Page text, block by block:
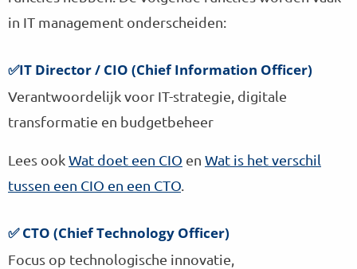
in IT management onderscheiden:
✅IT Director / CIO (Chief Information Officer)
Verantwoordelijk voor IT-strategie, digitale
transformatie en budgetbeheer
Lees ookWat doet een CIO en Wat is het verschil
tussen een CIO en een CTO
✅ CTO (Chief Technology Officer)
Focus op technologische innovatie,